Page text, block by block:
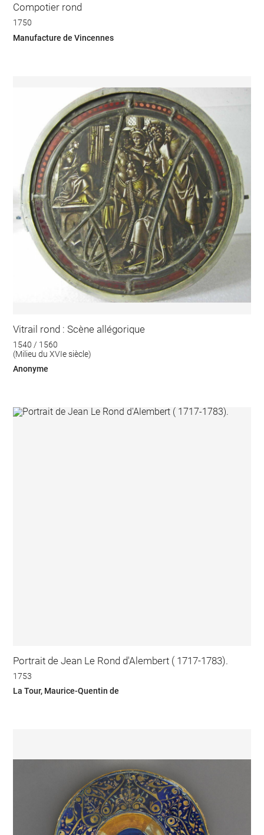
Compotier rond
1750
Manufacture de Vincennes
Vitrail rond : Scène allégorique
1540 / 1560
(Milieu du XVIe siècle)
Anonyme
Portrait de Jean Le Rond d'Alembert ( 1717-1783).
1753
La Tour, Maurice-Quentin de